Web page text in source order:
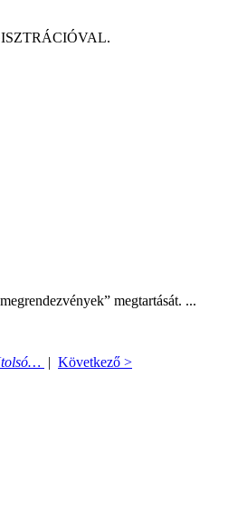
megtartását. ...
| Következő >